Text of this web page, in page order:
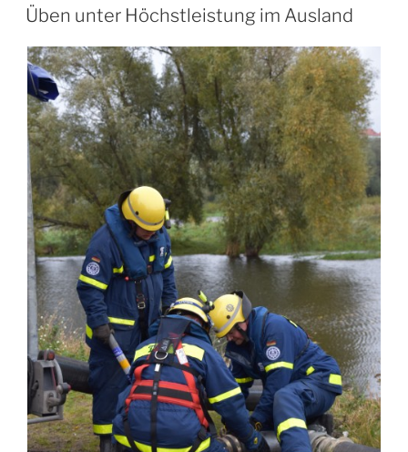
Helfer
Berlin“
AM
Üben unter Höchstleistung im Ausland